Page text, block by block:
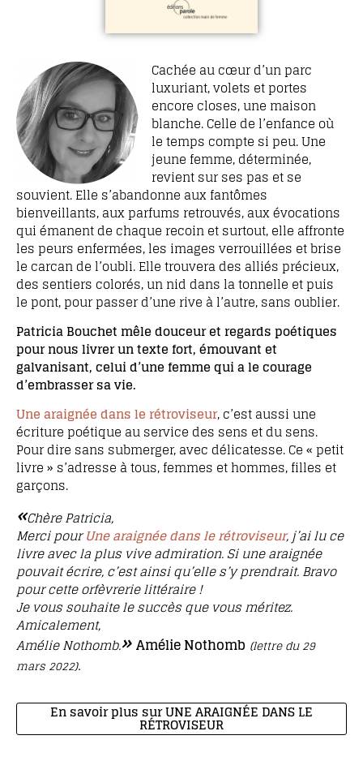
Cachée au cœur d’un parc
luxuriant, volets et portes
encore closes, une maison
blanche. Celle de l’enfance où
le temps compte si peu. Une
jeune femme, déterminée,
revient sur ses pas et se
souvient. Elle s’abandonne aux fantômes
bienveillants, aux parfums retrouvés, aux évocations
qui émanent de chaque recoin et surtout, elle affronte
les peurs enfermées, les images verrouillées et brise
le carcan de l’oubli. Elle trouvera des alliés précieux,
des sentiers colorés, un nid dans la tonnelle et puis
le pont, pour passer d’une rive à l’autre, sans oublier.
Patricia Bouchet mêle douceur et regards poétiques
pour nous livrer un texte fort, émouvant et
galvanisant, celui d’une femme qui a le courage
d’embrasser sa vie.
Une araignée dans le rétroviseur, c’est aussi une
écriture poétique au service des sens et du sens.
Pour dire sans submerger, avec délicatesse. Ce « petit
livre » s’adresse à tous, femmes et hommes, filles et
garçons.
«Chère Patricia,
Merci pourUne araignée dans le rétroviseur, j’ai lu ce
livre avec la plus vive admiration. Si une araignée
pouvait écrire, c’est ainsi qu’elle s’y prendrait. Bravo
pour cette orfèvrerie littéraire !
Je vous souhaite le succès que vous méritez.
Amicalement,
Amélie Nothomb.»Amélie Nothomb (lettre du 29
mars 2022).
En savoir plus sur UNE ARAIGNÉE DANS LE
RÉTROVISEUR